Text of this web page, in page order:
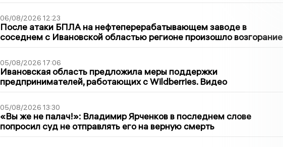
06/08/2026 12:23
После атаки БПЛА на нефтеперерабатывающем заводе в
соседнем с Ивановской областью регионе произошло возгорание
05/08/2026 17:06
Ивановская область предложила меры поддержки
предпринимателей, работающих с Wildberries. Видео
05/08/2026 13:30
«Вы же не палач!»: Владимир Ярченков в последнем слове
попросил суд не отправлять его на верную смерть